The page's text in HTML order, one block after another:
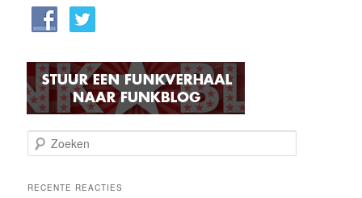
o
k
RECENTE REACTIES